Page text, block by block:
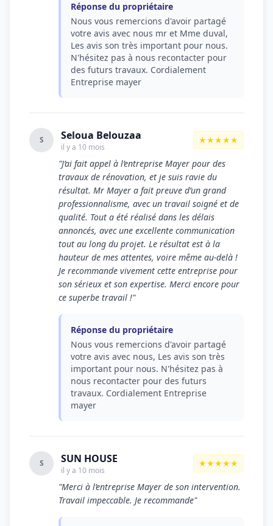
Réponse du propriétaire
Nous vous remercions d'avoir partagé
votre avis avec nous mr et Mme duval,
Les avis son très important pour nous.
N'hésitez pas à nous recontacter pour
des futurs travaux. Cordialement
Entreprise mayer
S Seloua Belouzaa
il y a 10 mois
★★★★★
"J’ai fait appel à l’entreprise Mayer pour des
travaux de rénovation, et je suis ravie du
résultat. Mr Mayer a fait preuve d’un grand
professionnalisme, avec un travail soigné et de
qualité. Tout a été réalisé dans les délais
annoncés, avec une excellente communication
tout au long du projet. Le résultat est à la
hauteur de mes attentes, voire même au-delà !
Je recommande vivement cette entreprise pour
son sérieux et son expertise. Merci encore pour
ce superbe travail !"
Réponse du propriétaire
Nous vous remercions d'avoir partagé
votre avis avec nous, Les avis son très
important pour nous. N'hésitez pas à
nous recontacter pour des futurs
travaux. Cordialement Entreprise
mayer
S SUN HOUSE
il y a 10 mois
★★★★★
"Merci à l’entreprise Mayer de son intervention.
Travail impeccable. Je recommande"